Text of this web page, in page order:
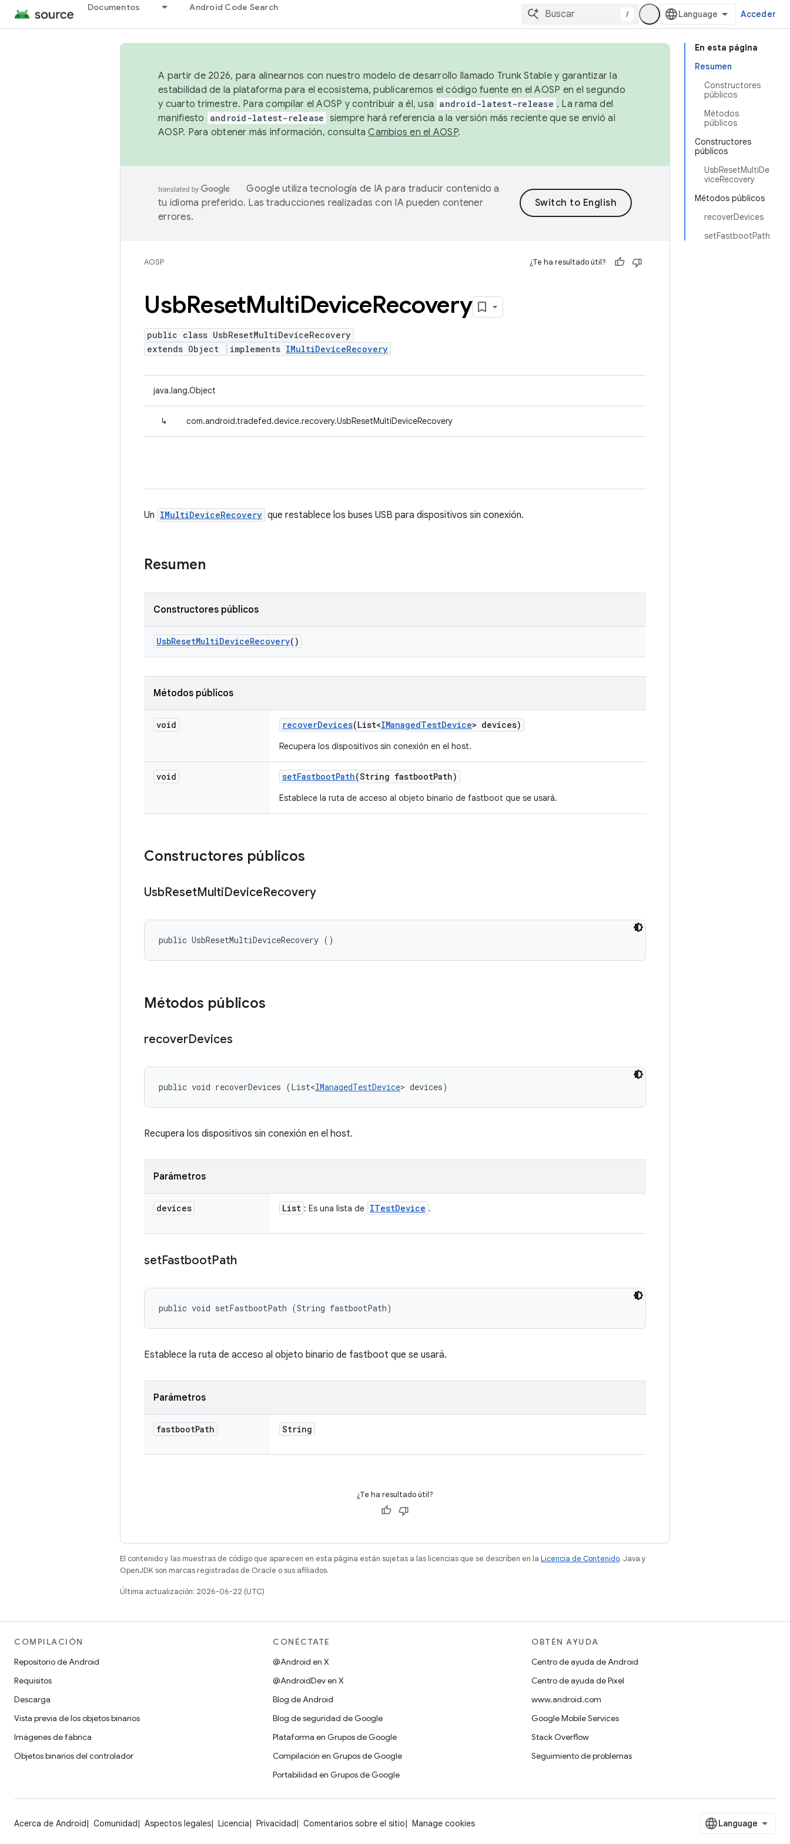
Documentos Android Code Search
/ Acceder
En esta página
Resumen
Constructores
públicos
Métodos
públicos
Constructores
públicos
UsbResetMultiDe
viceRecovery
Métodos públicos
recoverDevices
setFastbootPath
A partir de 2026, para alinearnos con nuestro modelo de desarrollo llamado Trunk Stable y garantizar la
estabilidad de la plataforma para el ecosistema, publicaremos el código fuente en el AOSP en el segundo
y cuarto trimestre. Para compilar el AOSP y contribuir a él, usa android-latest-release . La rama del
manifiesto
android-latest-release siempre hará referencia a la versión más reciente que se envió al
AOSP. Para obtener más información, consultaCambios en el AOSP.
Google utiliza tecnología de IA para traducir contenido a
tu idioma preferido. Las traducciones realizadas con IA pueden contener
errores.
AOSP ¿Te ha resultado útil?
UsbResetMultiDeviceRecovery
public class UsbResetMultiDeviceRecovery
extends Object
implements IMultiDeviceRecovery
java.lang.Object
↳ com.android.tradefed.device.recovery.UsbResetMultiDeviceRecovery
Un IMultiDeviceRecovery que restablece los buses USB para dispositivos sin conexión.
Resumen
Constructores públicos
UsbResetMultiDeviceRecovery()
Métodos públicos
void recoverDevices(List<IManagedTestDevice> devices)
Recupera los dispositivos sin conexión en el host.
void setFastbootPath(String fastbootPath)
Establece la ruta de acceso al objeto binario de fastboot que se usará.
Constructores públicos
UsbResetMultiDeviceRecovery
public UsbResetMultiDeviceRecovery ()
Métodos públicos
recoverDevices
public void recoverDevices (List<IManagedTestDevice> devices)
Recupera los dispositivos sin conexión en el host.
Parámetros
devices List : Es una lista de ITestDevice .
setFastbootPath
public void setFastbootPath (String fastbootPath)
Establece la ruta de acceso al objeto binario de fastboot que se usará.
Parámetros
fastbootPath String
¿Te ha resultado útil?
El contenido y las muestras de código que aparecen en esta página están sujetas a las licencias que se describen en la Licencia de Contenido. Java y
OpenJDK son marcas registradas de Oracle o sus afiliados.
Última actualización: 2026-06-22 (UTC)
COMPILACIÓN
Repositorio de Android
Requisitos
Descarga
Vista previa de los objetos binarios
Imágenes de fábrica
Objetos binarios del controlador
CONÉCTATE
@Android en X
@AndroidDev en X
Blog de Android
Blog de seguridad de Google
Plataforma en Grupos de Google
Compilación en Grupos de Google
Portabilidad en Grupos de Google
OBTÉN AYUDA
Centro de ayuda de Android
Centro de ayuda de Pixel
www.android.com
Google Mobile Services
Stack Overflow
Seguimiento de problemas
Acerca de Android Comunidad Aspectos legales Licencia Privacidad Comentarios sobre el sitio Manage cookies